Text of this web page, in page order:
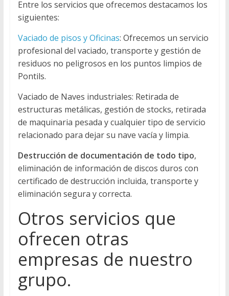
Entre los servicios que ofrecemos destacamos los
siguientes:
Vaciado de pisos y Oficinas: Ofrecemos un servicio
profesional del vaciado, transporte y gestión de
residuos no peligrosos en los puntos limpios de
Pontils.
Vaciado de Naves industriales: Retirada de
estructuras metálicas, gestión de stocks, retirada
de maquinaria pesada y cualquier tipo de servicio
relacionado para dejar su nave vacía y limpia.
Destrucción de documentación de todo tipo,
eliminación de información de discos duros con
certificado de destrucción incluida, transporte y
eliminación segura y correcta.
Otros servicios que
ofrecen otras
empresas de nuestro
grupo.